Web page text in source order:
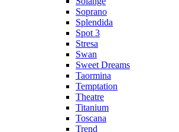
Soprano
Splendida
Spot 3
Stresa
Swan
Sweet Dreams
Taormina
Temptation
Theatre
Titanium
Toscana
Trend